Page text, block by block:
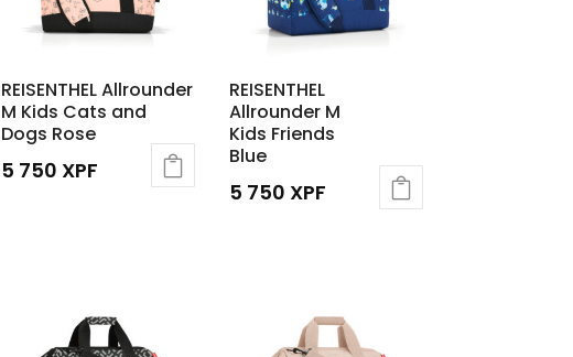
REISENTHEL Allrounder
M Kids Cats and
Dogs Rose
5 750 XPF
REISENTHEL
Allrounder M
Kids Friends
Blue
5 750 XPF